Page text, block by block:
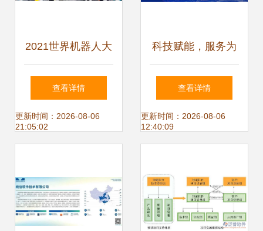
2021世界机器人大
赛锦标赛盛大开幕
驱动机器人技术研
查看详情
更新时间：2026-08-06
21:05:02
科技赋能，服务为
本——抚顺诚惠网
络科技的研发与推
查看详情
更新时间：2026-08-06
12:40:09